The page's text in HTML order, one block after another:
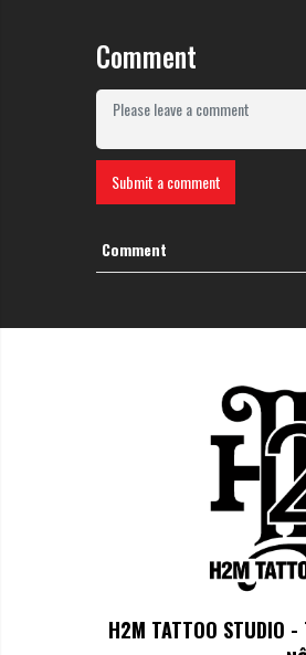
>>>> ĐỪNG NÊN BỎ QUA:
Hình xăm chữ
Comment
Submit a comment
Comment
H2M TATTOO STUDIO